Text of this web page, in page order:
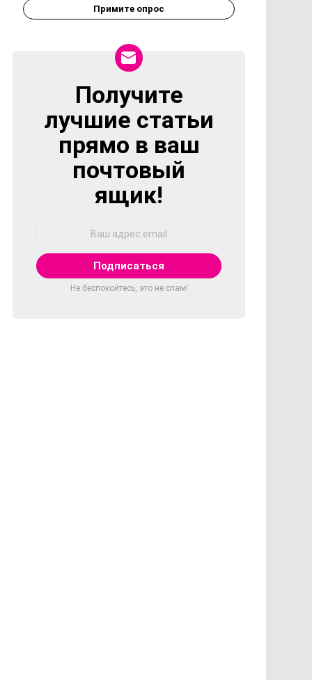
Примите опрос
NEWSLETTER
Получите
лучшие статьи
прямо в ваш
почтовый
ящик!
Не беспокойтесь, это не спам!